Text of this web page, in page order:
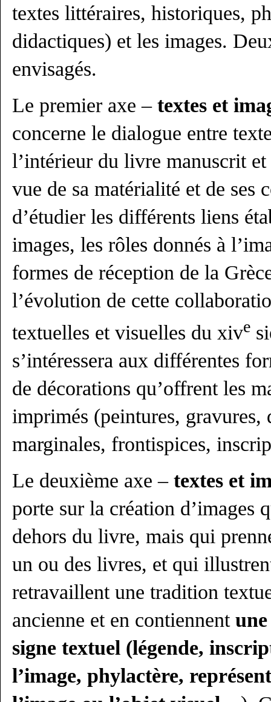
textes littéraires, historiques,
didactiques) et les images.
envisagés.
Le premier axe – textes et
concerne le dialogue entre
l’intérieur du livre manuscrit
vue de sa matérialité et de ses
d’étudier les différents liens
images, les rôles donnés à
formes de réception de la
l’évolution de cette
textuelles et visuelles du xive
s’intéressera aux différentes
de décorations qu’offrent les
imprimés (peintures, gravures,
marginales, frontispices,
Le deuxième axe – textes et
porte sur la création d’images
dehors du livre, mais qui
un ou des livres, et qui
retravaillent une tradition
ancienne et en contiennentune
signe textuel (légende,
l’image, phylactère,